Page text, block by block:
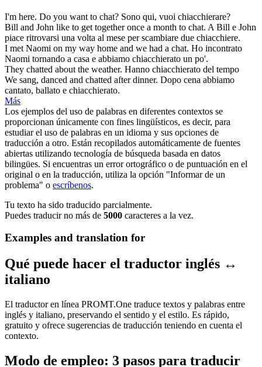
I'm here. Do you want to chat? Sono qui, vuoi chiacchierare?
Bill and John like to get together once a month to chat. A Bill e John
piace ritrovarsi una volta al mese per scambiare due chiacchiere.
I met Naomi on my way home and we had a chat. Ho incontrato
Naomi tornando a casa e abbiamo chiacchierato un po'.
They chatted about the weather. Hanno chiacchierato del tempo
We sang, danced and chatted after dinner. Dopo cena abbiamo
cantato, ballato e chiacchierato.
Más
Los ejemplos del uso de palabras en diferentes contextos se
proporcionan únicamente con fines lingüísticos, es decir, para
estudiar el uso de palabras en un idioma y sus opciones de
traducción a otro. Están recopilados automáticamente de fuentes
abiertas utilizando tecnología de búsqueda basada en datos
bilingües. Si encuentras un error ortográfico o de puntuación en el
original o en la traducción, utiliza la opción "Informar de un
problema" o escríbenos.
Tu texto ha sido traducido parcialmente.
Puedes traducir no más de 5000 caracteres a la vez.
Examples and translation for
Qué puede hacer el traductor inglés ↔
italiano
El traductor en línea PROMT.One traduce textos y palabras entre
inglés y italiano, preservando el sentido y el estilo. Es rápido,
gratuito y ofrece sugerencias de traducción teniendo en cuenta el
contexto.
Modo de empleo: 3 pasos para traducir